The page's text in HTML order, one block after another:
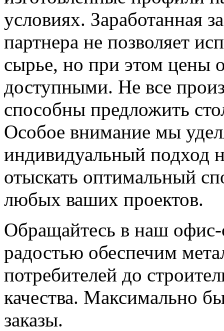
условиях. Заработанная
партнера не позволяет
сырье, но при этом цены
доступными. Не все
способны предложить
Особое внимание мы
индивидуальный подход
отыскать оптимальный
любых ваших проектов.
Обращайтесь в наш
радостью обеспечим
потребителей до
качества. Максимально
заказы.